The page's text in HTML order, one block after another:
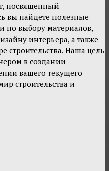
посвященный
вы найдете полезные
по выбору материалов,
интерьера, а также
строительства. Наша цель
в создании
вашего текущего
строительства и